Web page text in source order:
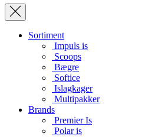
Sortiment
Impuls is
Scoops
Bægre
Softice
Islagkager
Multipakker
Brands
Premier Is
Polar is